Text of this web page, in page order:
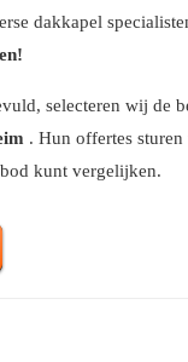
dakkapel
selecteren wij de
. Hun offertes
kunt vergelijken.